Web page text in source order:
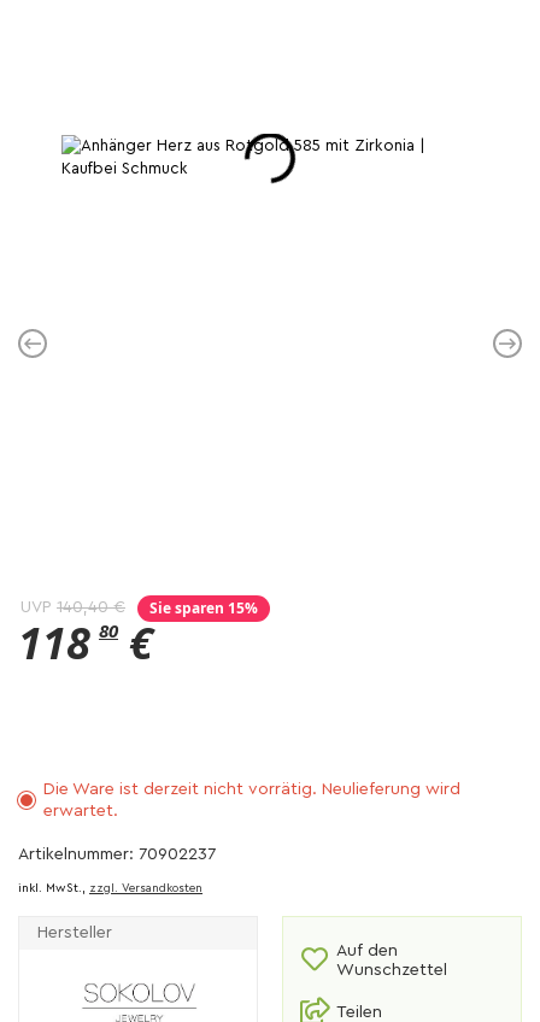
UVP 140,40 € Sie sparen 15%
118 80 €
Die Ware ist derzeit nicht vorrätig. Neulieferung wird
erwartet.
Artikelnummer: 70902237
inkl. MwSt., zzgl. Versandkosten
Hersteller
Auf den
Wunschzettel
Teilen